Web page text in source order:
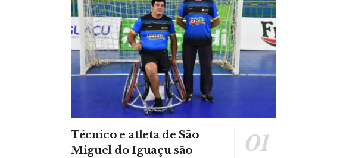
Técnico e atleta de São
Miguel do Iguaçu são